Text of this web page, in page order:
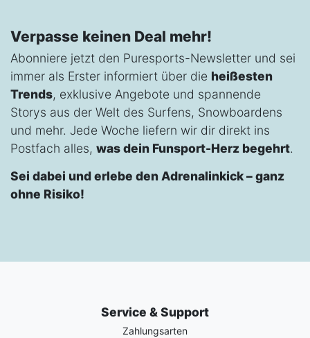
Verpasse keinen Deal mehr!
Abonniere jetzt den Puresports-Newsletter und sei
immer als Erster informiert über die heißesten
Trends, exklusive Angebote und spannende
Storys aus der Welt des Surfens, Snowboardens
und mehr. Jede Woche liefern wir dir direkt ins
Postfach alles, was dein Funsport-Herz begehrt.
Sei dabei und erlebe den Adrenalinkick – ganz
ohne Risiko!
Service & Support
Zahlungsarten